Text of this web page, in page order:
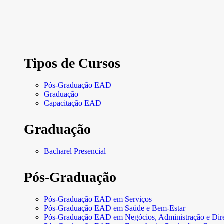
Tipos de Cursos
Pós-Graduação EAD
Graduação
Capacitação EAD
Graduação
Bacharel Presencial
Pós-Graduação
Pós-Graduação EAD em Serviços
Pós-Graduação EAD em Saúde e Bem-Estar
Pós-Graduação EAD em Negócios, Administração e